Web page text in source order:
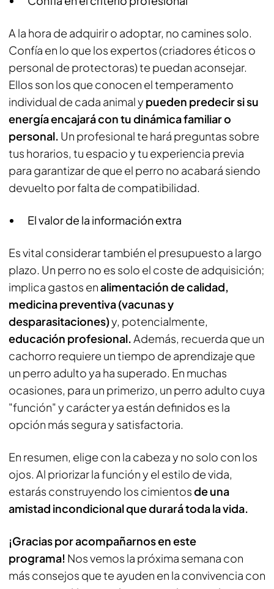
A la hora de adquirir o adoptar, no camines solo.
Confía en lo que los expertos (criadores éticos o
personal de protectoras) te puedan aconsejar.
Ellos son los que conocen el temperamento
individual de cada animal y pueden predecir si su
energía encajará con tu dinámica familiar o
personal. Un profesional te hará preguntas sobre
tus horarios, tu espacio y tu experiencia previa
para garantizar de que el perro no acabará siendo
devuelto por falta de compatibilidad.
El valor de la información extra
Es vital considerar también el presupuesto a largo
plazo. Un perro no es solo el coste de adquisición;
implica gastos enalimentación de calidad,
medicina preventiva (vacunas y
desparasitaciones)y, potencialmente,
educación profesional.Además, recuerda que un
cachorro requiere un tiempo de aprendizaje que
un perro adulto ya ha superado. En muchas
ocasiones, para un primerizo, un perro adulto cuya
"función" y carácter ya están definidos es la
opción más segura y satisfactoria.
En resumen, elige con la cabeza y no solo con los
ojos. Al priorizar la función y el estilo de vida,
estarás construyendo los cimientosde una
amistad incondicional que durará toda la vida.
¡Gracias por acompañarnos en este
programa! Nos vemos la próxima semana con
más consejos que te ayuden en la convivencia con